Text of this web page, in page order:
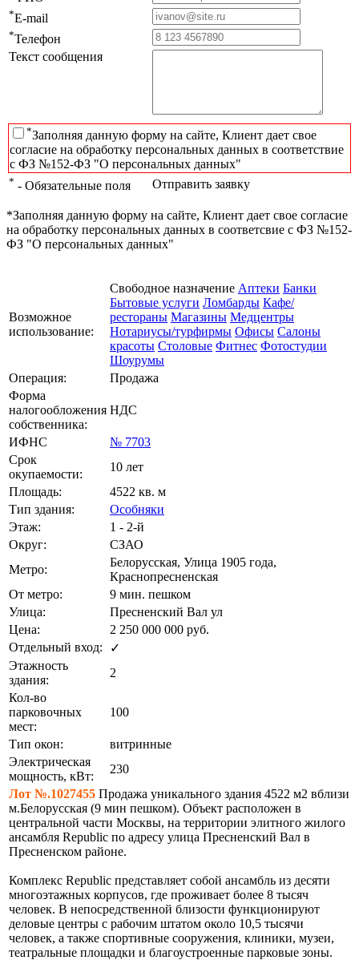
*E-mail
*Телефон
Текст сообщения
*Заполняя данную форму на сайте, Клиент дает свое
согласие на обработку персональных данных в соответствие
с ФЗ №152-ФЗ "О персональных данных"
* - Обязательные поля Отправить заявку
*Заполняя данную форму на сайте, Клиент дает свое согласие
на обработку персональных данных в соответсвие с ФЗ №152-
ФЗ "О персональных данных"
Возможное
использование:
Свободное назначение Аптеки Банки
Бытовые услуги Ломбарды Кафе/
рестораны Магазины Медцентры
Нотариусы/турфирмы Офисы Салоны
красоты Столовые Фитнес Фотостудии
Шоурумы
Операция:
Продажа
Форма
налогообложения
собственника:
НДС
ИФНС
№ 7703
Срок
окупаемости:
10 лет
Площадь:
4522 кв. м
Тип здания:
Особняки
Этаж:
1 - 2-й
Округ:
СЗАО
Метро:
Белорусская, Улица 1905 года,
Краснопресненская
От метро:
9 мин. пешком
Улица:
Пресненский Вал ул
Цена:
2 250 000 000 руб.
Отдельный вход:
✓
Этажность
здания:
2
Кол-во
парковочных
мест:
100
Тип окон:
витринные
Электрическая
мощность, кВт:
230
Лот №.1027455 Продажа уникального здания 4522 м2 вблизи
м.Белорусская (9 мин пешком). Объект расположен в
центральной части Москвы, на территории элитного жилого
ансамбля Republic по адресу улица Пресненский Вал в
Пресненском районе.
Комплекс Republic представляет собой ансамбль из десяти
многоэтажных корпусов, где проживает более 8 тысяч
человек. В непосредственной близости функционируют
деловые центры с рабочим штатом около 10,5 тысячи
человек, а также спортивные сооружения, клиники, музеи,
театральные площадки и благоустроенные парковые зоны.